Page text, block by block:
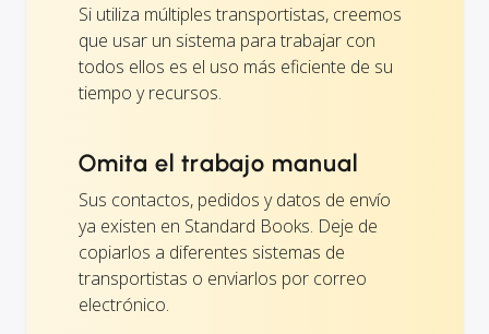
Si utiliza múltiples transportistas, creemos
que usar un sistema para trabajar con
todos ellos es el uso más eficiente de su
tiempo y recursos.
Omita el trabajo manual
Sus contactos, pedidos y datos de envío
ya existen en Standard Books. Deje de
copiarlos a diferentes sistemas de
transportistas o enviarlos por correo
electrónico.